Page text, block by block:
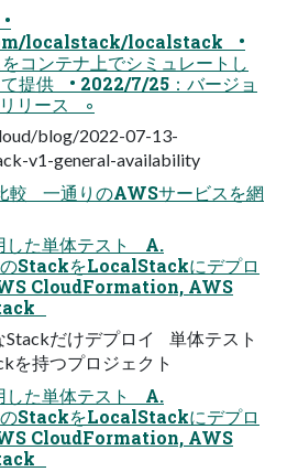
localstack/localstack •
コンテナ上でシミュレートし
提供 • 2022/7/25：バージョ
リース ◦
blog/2022-07-13-
v1-general-availability
較 一通りのAWSサービスを網
た単体テスト A.
StackをLocalStackにデプロ
CloudFormation, AWS
だけデプロイ 単体テスト
を持つプロジェクト
た単体テスト A.
StackをLocalStackにデプロ
CloudFormation, AWS